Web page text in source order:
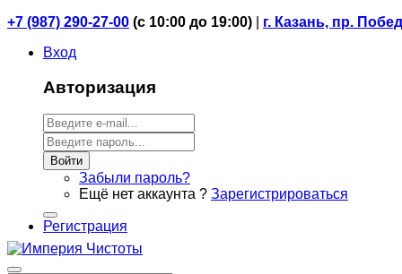
+7 (987) 290-27-00 (с 10:00 до 19:00)
г. Казань, пр.
Вход
Авторизация
Войти
Забыли пароль?
Ещё нет аккаунта ? Зарегистрироваться
Регистрация